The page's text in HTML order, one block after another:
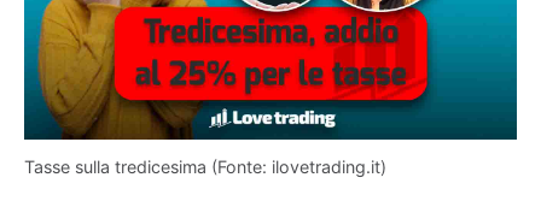
Tasse sulla tredicesima (Fonte: ilovetrading.it)